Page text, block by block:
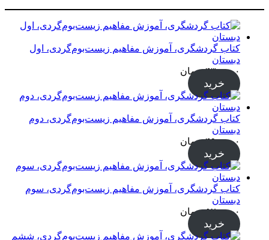
کتاب گردشگری، آموزش مفاهیم زیست‌بوم‌گردی، اول
دبستان
۴۳۰,۰۰۰ تومان
خرید
کتاب گردشگری، آموزش مفاهیم زیست‌بوم‌گردی، دوم
دبستان
۴۹۰,۰۰۰ تومان
خرید
کتاب گردشگری، آموزش مفاهیم زیست‌بوم‌گردی، سوم
دبستان
۵۲۰,۰۰۰ تومان
خرید